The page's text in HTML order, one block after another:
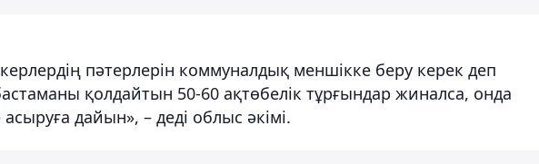
пәтерлерін коммуналдық меншікке беру керек деп
қолдайтын 50-60 ақтөбелік тұрғындар жиналса, онда
дайын», – деді облыс әкімі.